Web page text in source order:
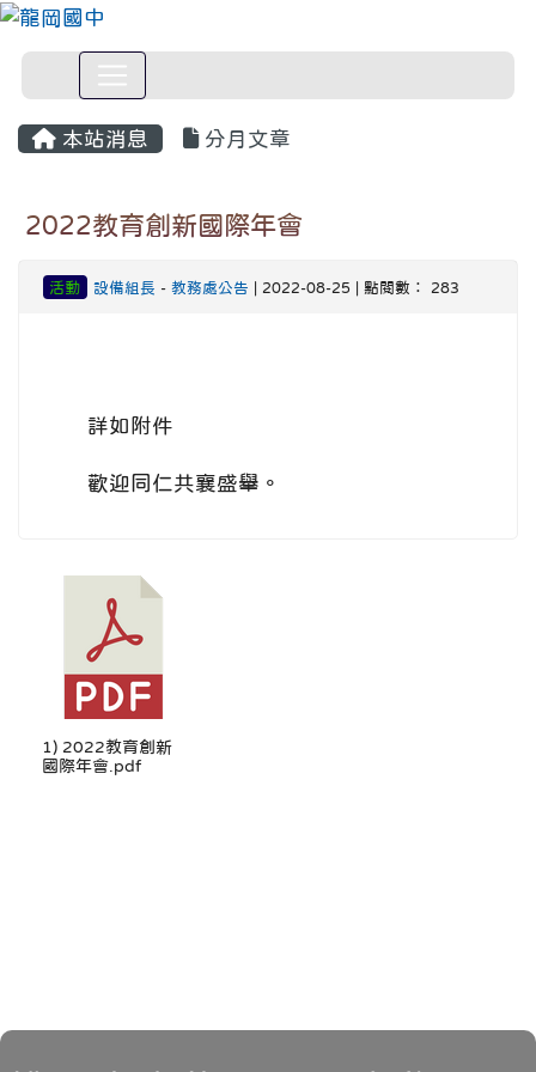
本站消息 分月文章
2022教育創新國際年會
活動 設備組長 - 教務處公告 | 2022-08-25 | 點閱數： 283
詳如附件
歡迎同仁共襄盛舉。
1) 2022教育創新
國際年會.pdf